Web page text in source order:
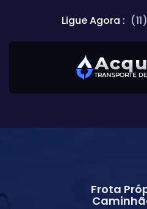
Ligue Agora :
Frota